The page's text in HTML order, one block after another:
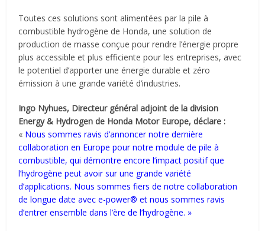
Toutes ces solutions sont alimentées par la pile à
combustible hydrogène de Honda, une solution de
production de masse conçue pour rendre l’énergie propre
plus accessible et plus efficiente pour les entreprises, avec
le potentiel d’apporter une énergie durable et zéro
émission à une grande variété d’industries.
Ingo Nyhues, Directeur général adjoint de la division
Energy & Hydrogen de Honda Motor Europe, déclare :
« Nous sommes ravis d’annoncer notre dernière
collaboration en Europe pour notre module de pile à
combustible, qui démontre encore l’impact positif que
l’hydrogène peut avoir sur une grande variété
d’applications. Nous sommes fiers de notre collaboration
de longue date avec e-power® et nous sommes ravis
d’entrer ensemble dans l’ère de l’hydrogène. »